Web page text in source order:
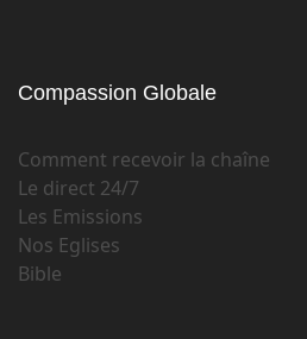
Compassion Globale
Comment recevoir la chaîne
Le direct 24/7
Les Emissions
Nos Eglises
Bible